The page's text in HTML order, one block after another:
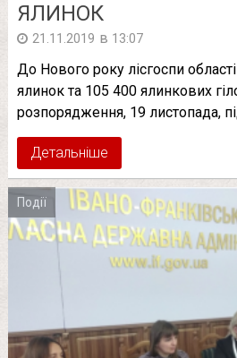
ЯЛИНОК
21.11.2019 в 13:07
До Нового року лісгоспи
ялинок та 105 400 ялинкових
розпорядження, 19 листопада,
Детальніше
Події